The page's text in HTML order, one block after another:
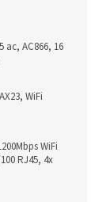
ac, AC866, 16
WiFi
WiFi
RJ45, 4x